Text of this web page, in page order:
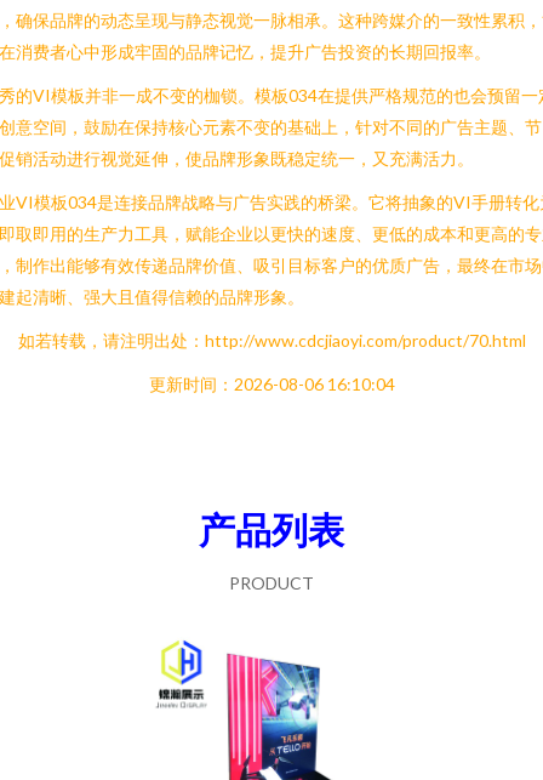
确保品牌的动态呈现与静态视觉一脉相承。这种跨媒介的一致性累积
消费者心中形成牢固的品牌记忆，提升广告投资的长期回报率。
的VI模板并非一成不变的枷锁。模板034在提供严格规范的也会预留一
意空间，鼓励在保持核心元素不变的基础上，针对不同的广告主题、
销活动进行视觉延伸，使品牌形象既稳定统一，又充满活力。
VI模板034是连接品牌战略与广告实践的桥梁。它将抽象的VI手册转化
取即用的生产力工具，赋能企业以更快的速度、更低的成本和更高的
制作出能够有效传递品牌价值、吸引目标客户的优质广告，最终在市
起清晰、强大且值得信赖的品牌形象。
如若转载，请注明出处：http://www.cdcjiaoyi.com/product/70.html
更新时间：2026-08-06 16:10:04
产品列表
PRODUCT